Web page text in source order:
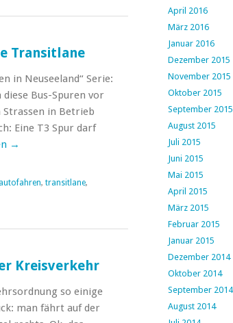
Transitlane
in Neuseeland“ Serie:
Bus-Spuren vor
Strassen in Betrieb
Eine T3 Spur darf
→
autofahren, transitlane,
Kreisverkehr
so einige
man fährt auf der
April 2016
März 2016
Januar 2016
Dezember 2015
November 2015
Oktober 2015
September 2015
August 2015
Juli 2015
Juni 2015
Mai 2015
April 2015
März 2015
Februar 2015
Januar 2015
Dezember 2014
Oktober 2014
September 2014
August 2014